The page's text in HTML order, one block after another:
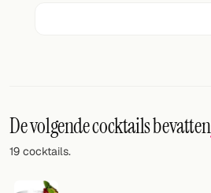
Facebook
RSS
Cocktail app
De volgende cocktails bevatten
19 cocktails.